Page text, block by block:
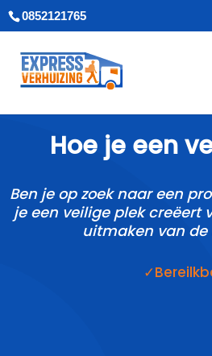
0852121765
Hoe je een
Ben je op zoek naar een
je een veilige plek creëert
uitmaken van